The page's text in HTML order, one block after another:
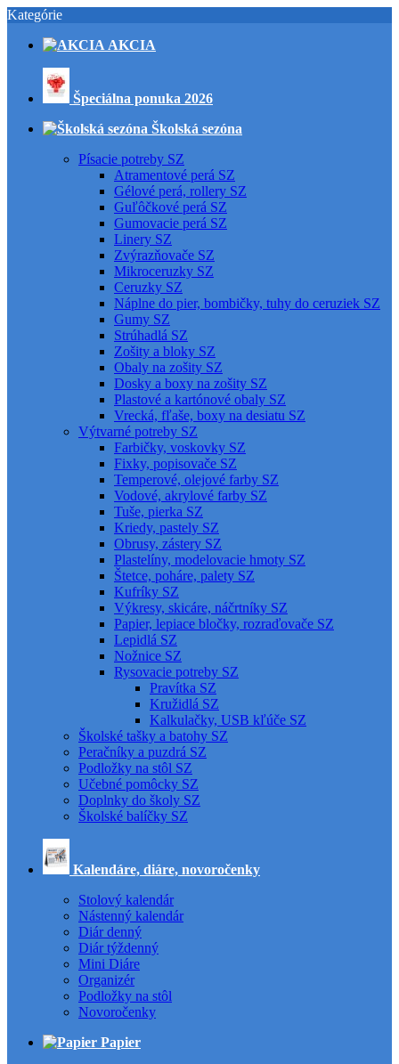
Kategórie
AKCIA
Špeciálna ponuka 2026
Školská sezóna
Písacie potreby SZ
Atramentové perá SZ
Gélové perá, rollery SZ
Guľôčkové perá SZ
Gumovacie perá SZ
Linery SZ
Zvýrazňovače SZ
Mikroceruzky SZ
Ceruzky SZ
Náplne do pier, bombičky, tuhy do ceruziek SZ
Gumy SZ
Strúhadlá SZ
Zošity a bloky SZ
Obaly na zošity SZ
Dosky a boxy na zošity SZ
Plastové a kartónové obaly SZ
Vrecká, fľaše, boxy na desiatu SZ
Výtvarné potreby SZ
Farbičky, voskovky SZ
Fixky, popisovače SZ
Temperové, olejové farby SZ
Vodové, akrylové farby SZ
Tuše, pierka SZ
Kriedy, pastely SZ
Obrusy, zástery SZ
Plastelíny, modelovacie hmoty SZ
Štetce, poháre, palety SZ
Kufríky SZ
Výkresy, skicáre, náčrtníky SZ
Papier, lepiace bločky, rozraďovače SZ
Lepidlá SZ
Nožnice SZ
Rysovacie potreby SZ
Pravítka SZ
Kružidlá SZ
Kalkulačky, USB kľúče SZ
Školské tašky a batohy SZ
Peračníky a puzdrá SZ
Podložky na stôl SZ
Učebné pomôcky SZ
Doplnky do školy SZ
Školské balíčky SZ
Kalendáre, diáre, novoročenky
Stolový kalendár
Nástenný kalendár
Diár denný
Diár týždenný
Mini Diáre
Organizér
Podložky na stôl
Novoročenky
Papier